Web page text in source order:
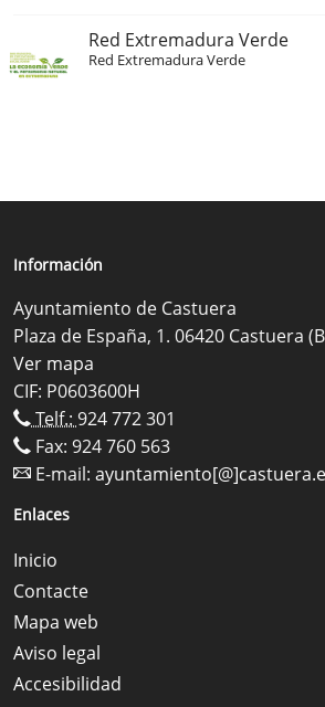
Red Extremadura Verde
Red Extremadura Verde
Información
Ayuntamiento de Castuera
Plaza de España, 1. 06420 Castuera
Ver mapa
CIF: P0603600H
Telf.: 924 772 301
Fax: 924 760 563
E-mail:
Enlaces
Inicio
Contacte
Mapa web
Aviso legal
Accesibilidad